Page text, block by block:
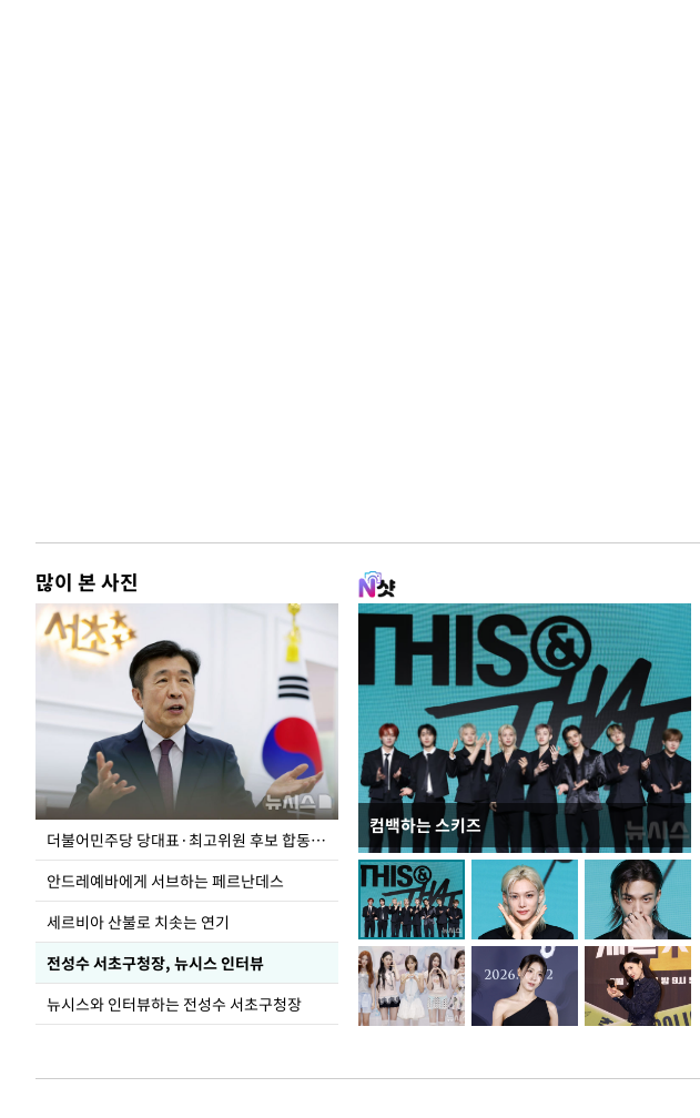
많이 본 사진
더불어민주당 당대표·최고위원 후보 합동연설회
안드레예바에게 서브하는 페르난데스
세르비아 산불로 치솟는 연기
전성수 서초구청장, 뉴시스 인터뷰
뉴시스와 인터뷰하는 전성수 서초구청장
컴백하는 스키즈
이 대통령, 국가폭력 피해자에 위로·사과…"국가
가 책임지고 치유"